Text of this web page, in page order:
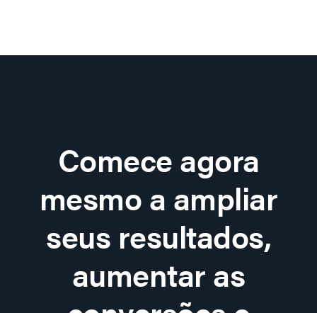
Comece agora
mesmo a ampliar
seus resultados,
aumentar as